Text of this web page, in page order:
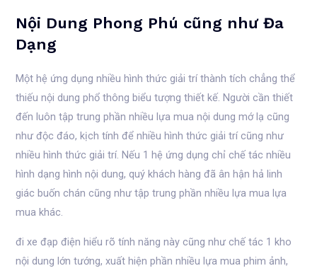
Nội Dung Phong Phú cũng như Đa
Dạng
Một hệ ứng dụng nhiều hình thức giải trí thành tích chẳng thể
thiếu nội dung phổ thông biểu tượng thiết kế. Người cần thiết
đến luôn tập trung phần nhiều lựa mua nội dung mớ lạ cũng
như độc đáo, kịch tính để nhiều hình thức giải trí cũng như
nhiều hình thức giải trí. Nếu 1 hệ ứng dụng chỉ chế tác nhiều
hình dạng hình nội dung, quý khách hàng đã ân hận hả linh
giác buốn chán cũng như tập trung phần nhiều lựa mua lựa
mua khác.
đi xe đạp điện hiểu rõ tính năng này cũng như chế tác 1 kho
nội dung lớn tướng, xuất hiện phần nhiều lựa mua phim ảnh,